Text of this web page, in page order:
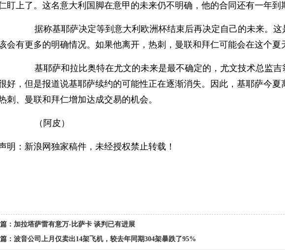
盯上了。这名意大利国脚在意甲的未来仍不明确，他的合同还有一年到
据称基耶萨决定等到意大利欧洲杯结束后再决定自己的未来。这
会有更多的明确情况。如果他离开，热刺，曼联和拜仁可能会在这个夏
基耶萨和拉比奥特在尤文的未来是最不确定的，尤文技术总监吉
好，但是报道说基耶萨续约的可能性正在逐渐消失。因此，基耶萨今
刺、曼联和拜仁增加达成交易的机会。
（阿皮）
明：新浪网独家稿件，未经授权禁止转载！
： 加拉塔萨雷有意万-比萨卡 谈判已有进展
： 波音公司上月仅卖出14架飞机，较去年同期304架暴跌了95%